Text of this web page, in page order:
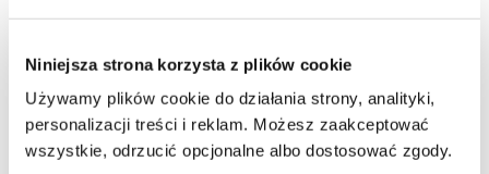
Niniejsza strona korzysta z plików cookie
Używamy plików cookie do działania strony, analityki,
personalizacji treści i reklam. Możesz zaakceptować
wszystkie, odrzucić opcjonalne albo dostosować zgody.
Dzięki zastosowaniu specjalnych zaczepów, łączenie bieżni kabiny z
profilami przyściennymi jest niezwykle szybkie. Elementy są ze sobą
zespolone trwale, bez obawy o przypadkowe rozłączenie. Dodatkowo,
wykonanie regulacji przyściennej nie wymaga stosowania wkrętów po